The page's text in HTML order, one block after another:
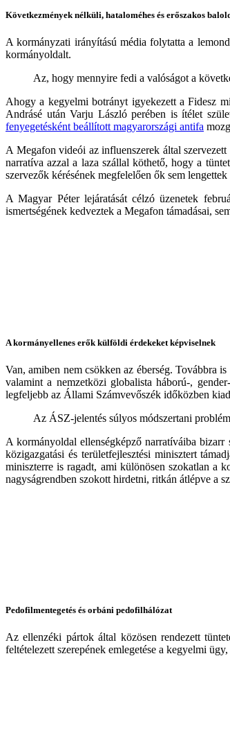
Következmények nélküli, hataloméhes és erőszakos
A kormányzati irányítású média folytatta a
kormányoldalt.
Az, hogy mennyire fedi a valóságot a
Ahogy a kegyelmi botrányt igyekezett a Fidesz
Andrásé után Varju László perében is ítélet
fenyegetésként beállított magyarországi antifa
A Megafon videói az influenszerek által
narratíva azzal a laza szállal köthető, hogy a
szervezők kérésének megfelelően ők sem lengettek
A Magyar Péter lejáratását célzó üzenetek
ismertségének kedveztek a Megafon támadásai,
A kormányellenes erők külföldi érdekeket képviselnek
Van, amiben nem csökken az éberség. Továbbra
valamint a nemzetközi globalista háború-,
legfeljebb az Állami Számvevőszék időközben
Az ÁSZ-jelentés súlyos módszertani
A kormányoldal ellenségképző narratíváiba
közigazgatási és területfejlesztési minisztert
miniszterre is ragadt, ami különösen szokatlan a
nagyságrendben szokott hirdetni, ritkán átlépve a
Pedofilmentegetés és orbáni pedofilhálózat
Az ellenzéki pártok által közösen rendezett
feltételezett szerepének emlegetése a kegyelmi